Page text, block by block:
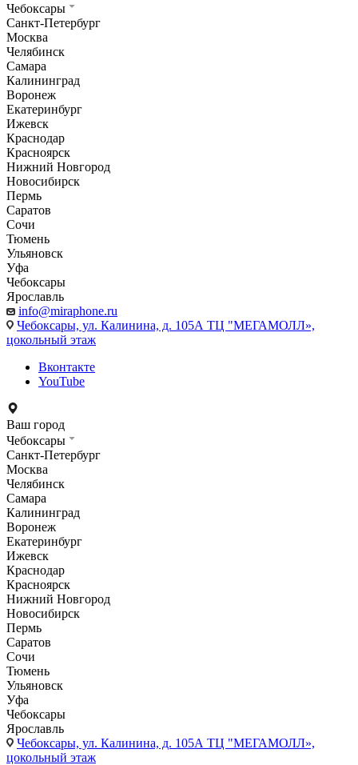
Чебоксары
Санкт-Петербург
Москва
Челябинск
Самара
Калининград
Воронеж
Екатеринбург
Ижевск
Краснодар
Красноярск
Нижний Новгород
Новосибирск
Пермь
Саратов
Сочи
Тюмень
Ульяновск
Уфа
Чебоксары
Ярославль
info@miraphone.ru
Чебоксары, ул. Калинина, д. 105А ТЦ "МЕГАМОЛЛ»,
цокольный этаж
Вконтакте
YouTube
Ваш город
Чебоксары
Санкт-Петербург
Москва
Челябинск
Самара
Калининград
Воронеж
Екатеринбург
Ижевск
Краснодар
Красноярск
Нижний Новгород
Новосибирск
Пермь
Саратов
Сочи
Тюмень
Ульяновск
Уфа
Чебоксары
Ярославль
Чебоксары, ул. Калинина, д. 105А ТЦ "МЕГАМОЛЛ»,
цокольный этаж